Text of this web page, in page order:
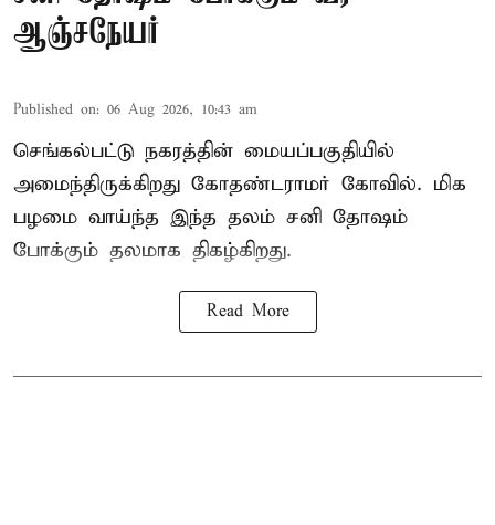
ஆஞ்சநேயர்
Published on: 06 Aug 2026, 10:43 am
செங்கல்பட்டு நகரத்தின் மையப்பகுதியில்
அமைந்திருக்கிறது கோதண்டராமர் கோவில். மிக
பழமை வாய்ந்த இந்த தலம் சனி தோஷம்
போக்கும் தலமாக திகழ்கிறது.
Read More